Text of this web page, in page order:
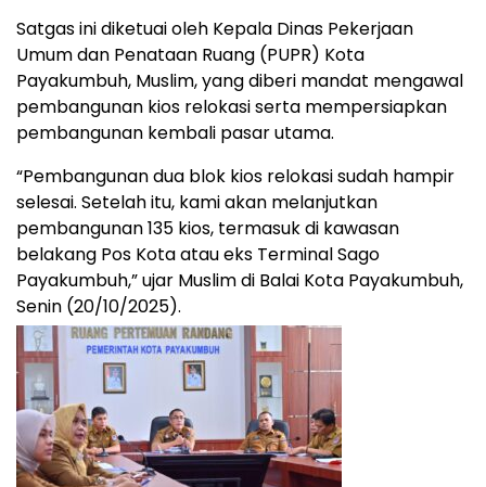
Satgas ini diketuai oleh Kepala Dinas Pekerjaan
Umum dan Penataan Ruang (PUPR) Kota
Payakumbuh, Muslim, yang diberi mandat mengawal
pembangunan kios relokasi serta mempersiapkan
pembangunan kembali pasar utama.
“Pembangunan dua blok kios relokasi sudah hampir
selesai. Setelah itu, kami akan melanjutkan
pembangunan 135 kios, termasuk di kawasan
belakang Pos Kota atau eks Terminal Sago
Payakumbuh,” ujar Muslim di Balai Kota Payakumbuh,
Senin (20/10/2025).